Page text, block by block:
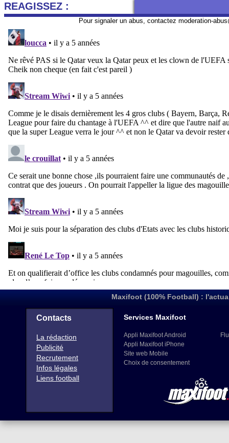
REAGISSEZ :
Pour signaler un abus, contactez moderation-
Maxifoot (100% Football) :
Contacts
La rédaction
Publicité
Recrutement
Infos légales
Liens football
Services Maxifoot
Appli Maxifoot Android
Appli Maxifoot iPhone
Site web Mobile
Choix de consentement